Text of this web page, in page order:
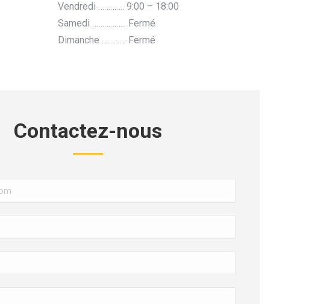
Vendredi …………. 9:00 – 18:00
Samedi …………….. Fermé
Dimanche ………… Fermé
Contactez-nous